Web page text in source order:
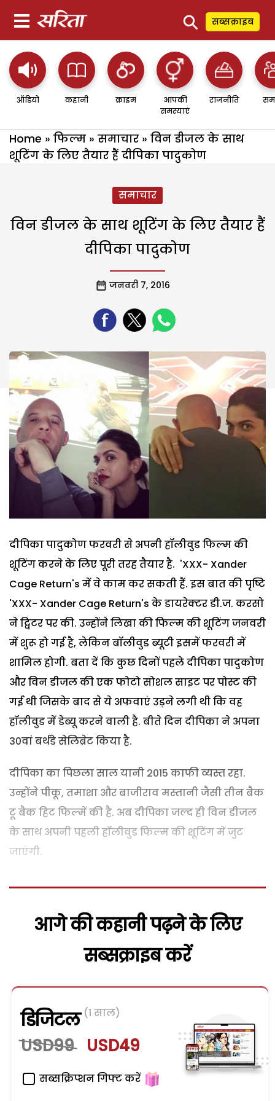
⚲ सब्सक्राइब
ऑडियो कहानी क्राइम
आपकी
समस्याएं
राजनीति
Home » फिल्म » समाचार » विन डीजल के साथ
शूटिंग के लिए तैयार हैं दीपिका पादुकोण
समाचार
विन डीजल के साथ शूटिंग के लिए तैयार हैं
दीपिका पादुकोण
जनवरी 7, 2016
दीपिका पादुकोण फरवरी से अपनी हॉलीवुड फिल्म की
शूटिंग करने के लिए पूरी तरह तैयार है. 'XXX- Xander
Cage Return's में वे काम कर सकती हैं. इस बात की पृष्टि
'XXX- Xander Cage Return's के डायरेक्टर डी.ज. करसो
ने ट्विटर पर की. उन्होंने लिखा की फिल्म की शूटिंग जनवरी
में शुरू हो गई है, लेकिन बॉलीवुड ब्यूटी इसमें फरवरी में
शामिल होगी. बता दें कि कुछ दिनों पहले दीपिका पादुकोण
और विन डीजल की एक फोटो सोशल साइट पर पोस्ट की
गई थी जिसके बाद से ये अफवाएं उड़ने लगी थी कि वह
हॉलीवुड में डेब्यू करने वाली है. बीते दिन दीपिका ने अपना
30वां बर्थडे सेलिब्रेट किया है.
दीपिका का पिछला साल यानी 2015 काफी व्यस्त रहा.
उन्होंने पीकू, तमाशा और बाजीराव मस्तानी जैसी तीन बैक
टू बैक हिट फिल्में की है. अब दीपिका जल्द ही विन डीजल
के साथ अपनी पहली हॉलीवुड फिल्म की शूटिंग में जुट
जाएंगी.
आगे की कहानी पढ़ने के लिए
सब्सक्राइब करें
डिजिटल (1 साल)
USD99 USD49
सब्सक्रिप्शन गिफ्ट करें